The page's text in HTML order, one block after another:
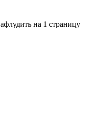
на 1 страницу